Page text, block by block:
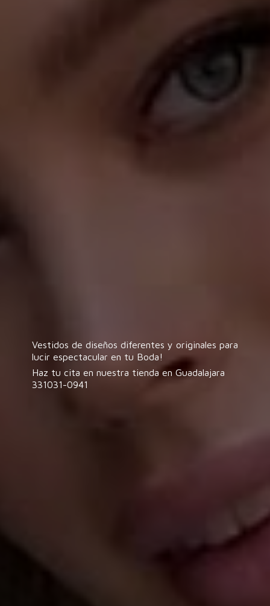
Vestidos de diseños diferentes y originales para
lucir espectacular en tu Boda!
Haz tu cita en nuestra tienda en Guadalajara
331031-0941